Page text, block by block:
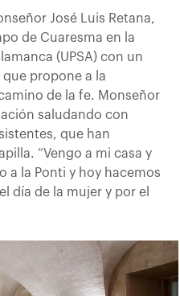
José Luis Retana,
de Cuaresma en la
(UPSA) con un
propone a la
de la fe. Monseñor
saludando con
que han
“Vengo a mi casa y
a la Ponti y hoy hacemos
día de la mujer y por el